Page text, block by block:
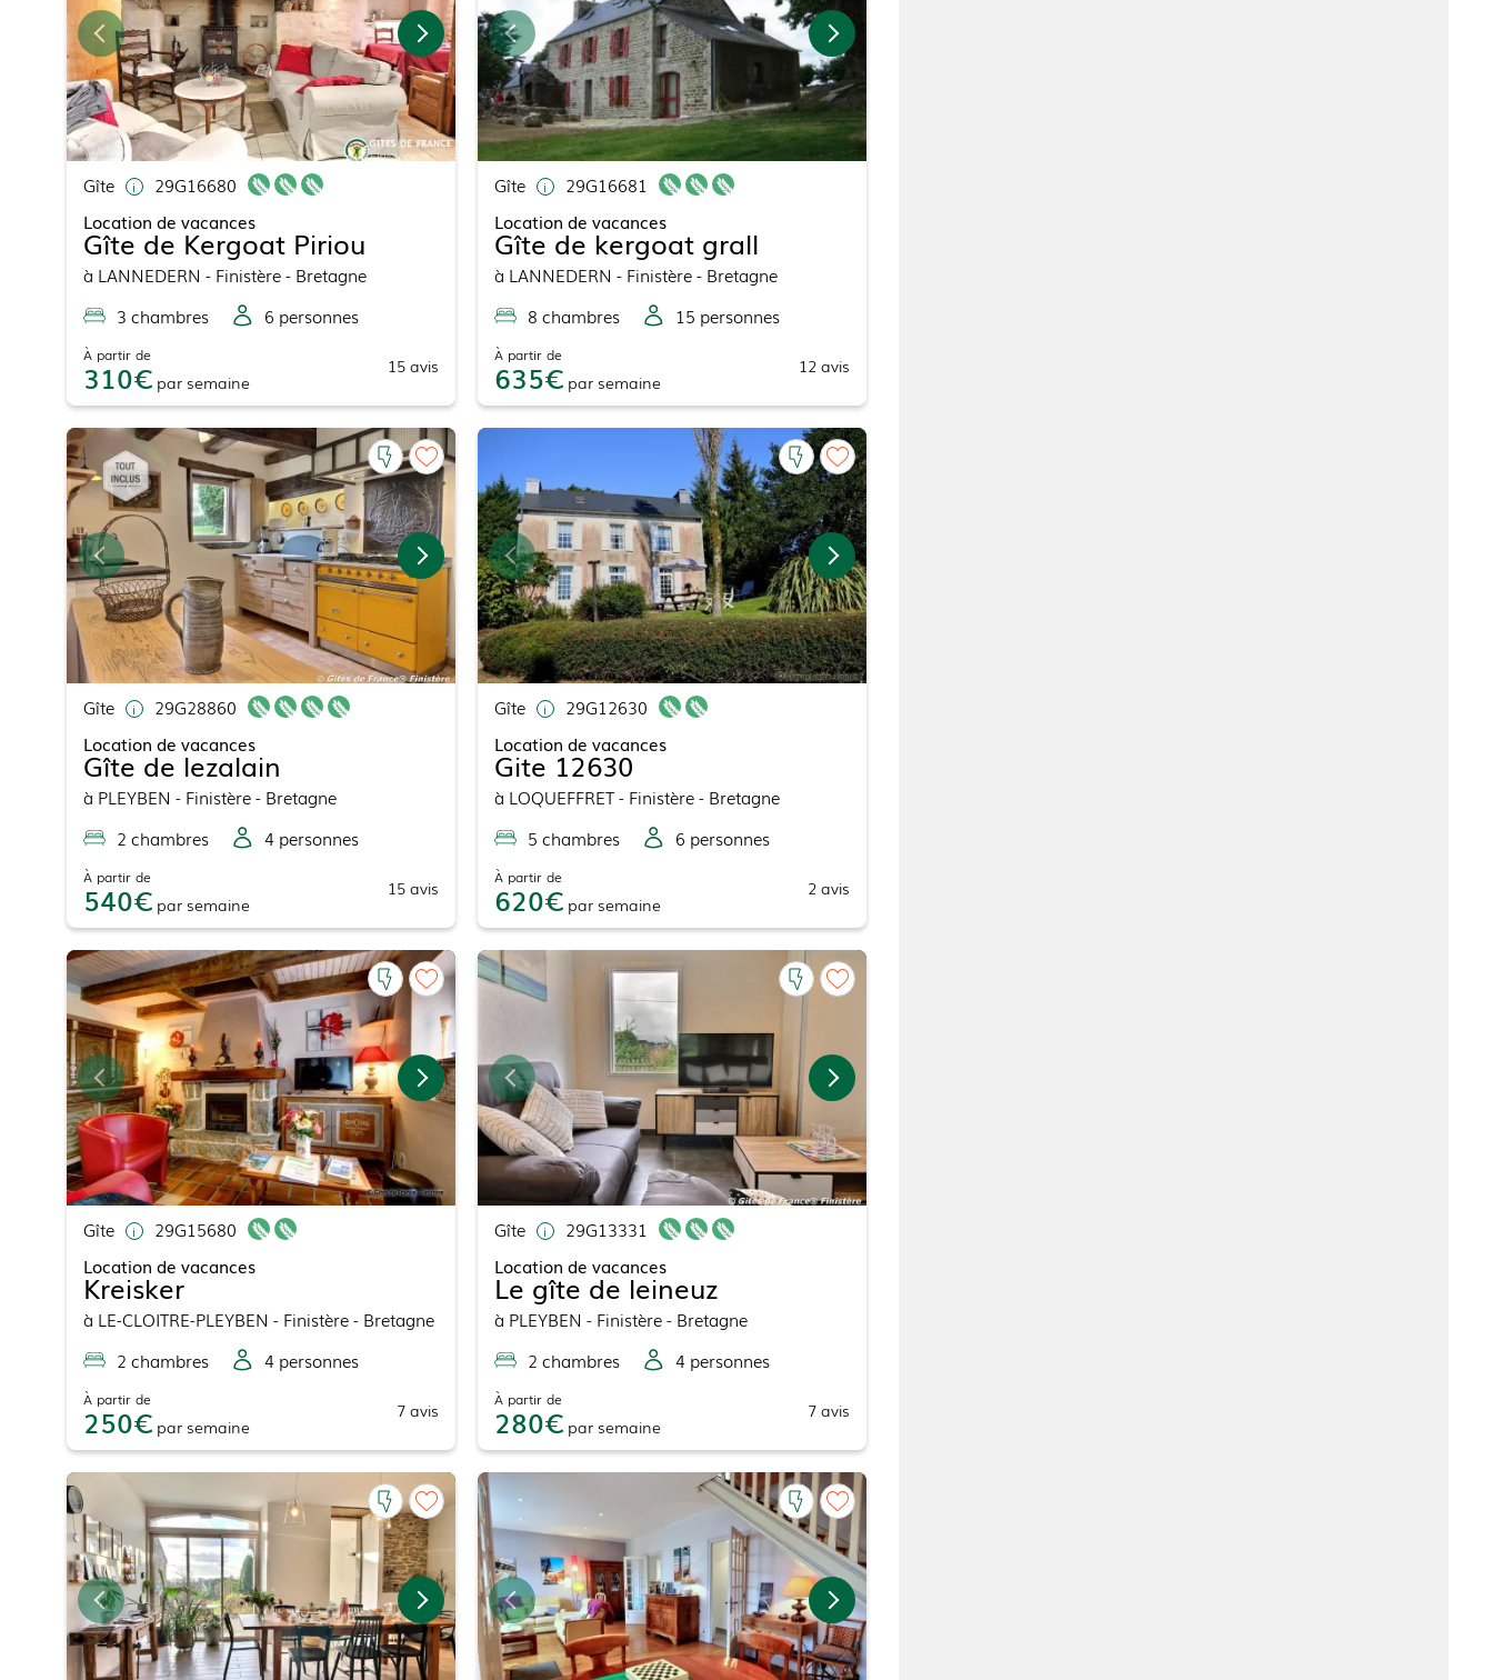
Gîte
29G16680
Location de vacances
Gîte de Kergoat Piriou
à LANNEDERN - Finistère - Bretagne
3 chambres 6 personnes
À partir de
310 par semaine
15avis
Gîte
29G16681
Location de vacances
Gîte de kergoat grall
à LANNEDERN - Finistère - Bretagne
8 chambres 15 personnes
À partir de
635 par semaine
12 avis
Gîte
29G28860
Location de vacances
Gîte de lezalain
à PLEYBEN - Finistère - Bretagne
2 chambres 4personnes
À partir de
540 par semaine
15avis
Gîte
29G12630
Location de vacances
Gite 12630
à LOQUEFFRET- Finistère - Bretagne
5 chambres 6 personnes
À partir de
620 par semaine
2 avis
Gîte
29G15680
Location de vacances
Kreisker
à LE-CLOITRE-PLEYBEN - Finistère - Bretagne
2 chambres 4personnes
À partir de
250 par semaine
7avis
Gîte
29G13331
Location de vacances
Le gîte de leineuz
à PLEYBEN - Finistère - Bretagne
2 chambres 4personnes
À partir de
280 par semaine
7avis